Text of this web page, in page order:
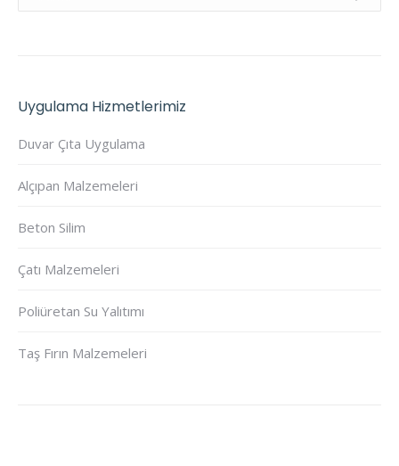
Uygulama Hizmetlerimiz
Duvar Çıta Uygulama
Alçıpan Malzemeleri
Beton Silim
Çatı Malzemeleri
Poliüretan Su Yalıtımı
Taş Fırın Malzemeleri